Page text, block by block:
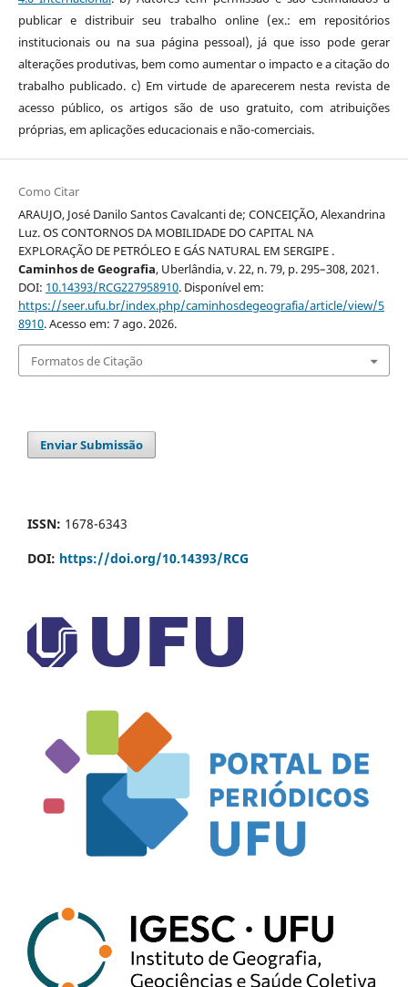
publicar e distribuir seu trabalho online (ex.: em repositórios
institucionais ou na sua página pessoal), já que isso pode gerar
alterações produtivas, bem como aumentar o impacto e a citação do
trabalho publicado. c) Em virtude de aparecerem nesta revista de
acesso público, os artigos são de uso gratuito, com atribuições
próprias, em aplicações educacionais e não-comerciais.
Como Citar
ARAUJO, José Danilo Santos Cavalcanti de; CONCEIÇÃO, Alexandrina
Luz. OS CONTORNOS DA MOBILIDADE DO CAPITAL NA
EXPLORAÇÃO DE PETRÓLEO E GÁS NATURAL EM SERGIPE .
Caminhos de Geografia, Uberlândia, v. 22, n. 79, p. 295–308, 2021.
DOI: 10.14393/RCG227958910. Disponível em:
https://seer.ufu.br/index.php/caminhosdegeografia/article/view/5
8910. Acesso em: 7 ago. 2026.
Formatos de Citação
Enviar Submissão
ISSN: 1678-6343
DOI: https://doi.org/10.14393/RCG